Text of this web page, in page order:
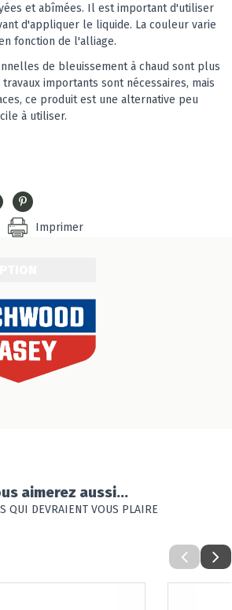
et abîmées. Il est important d'utiliser
d'appliquer le liquide. La couleur varie
fonction de l'alliage.
de bleuissement à chaud sont plus
importants sont nécessaires, mais
ce produit est une alternative peu
à utiliser.
Imprimer
aimerez aussi...
QUI DEVRAIENT VOUS PLAIRE